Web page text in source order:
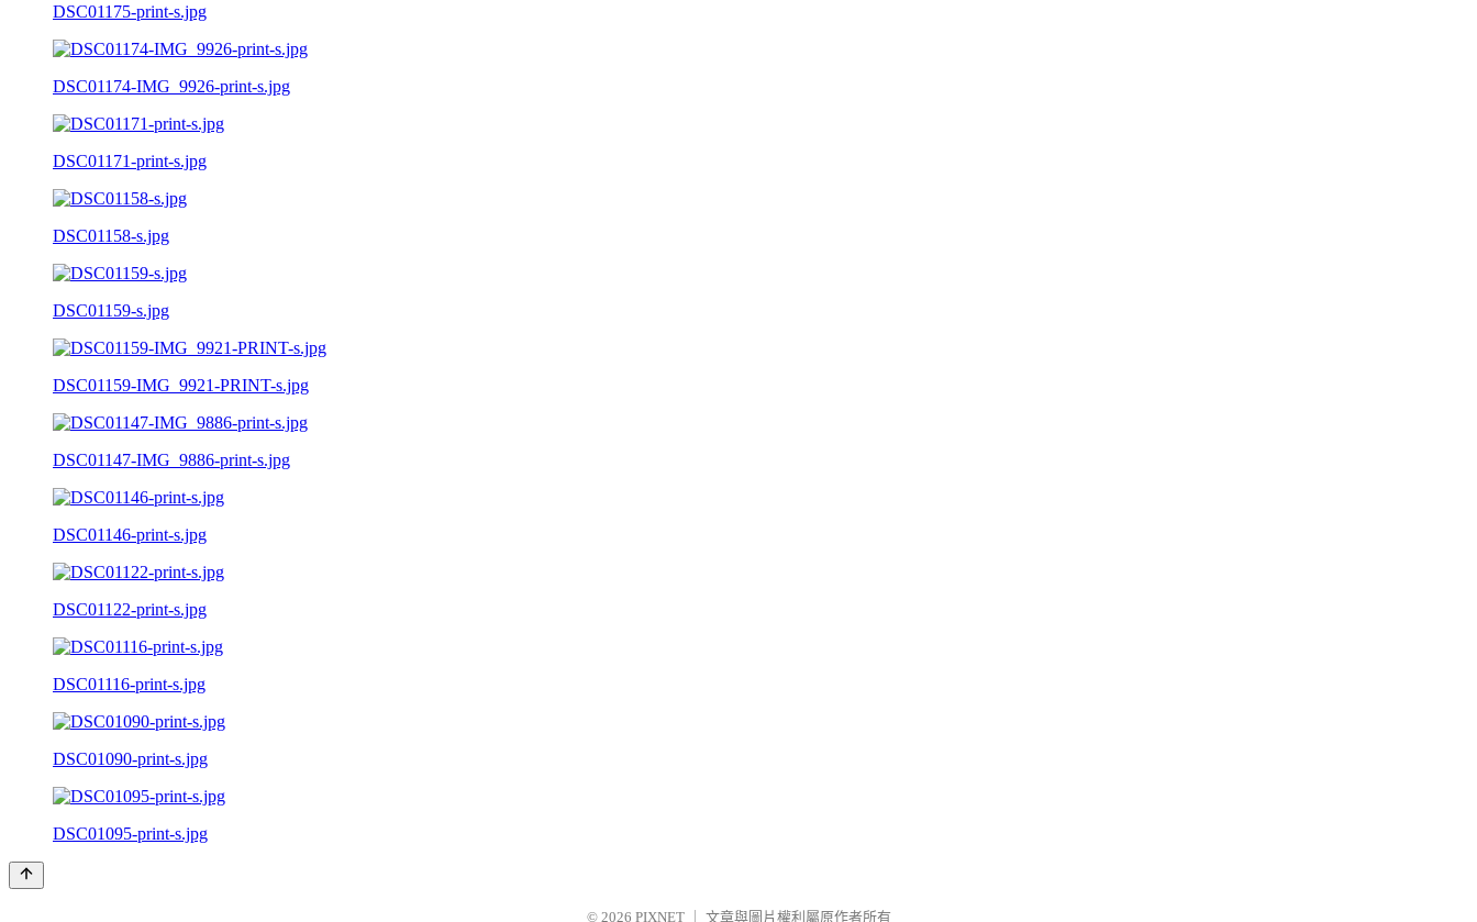
DSC01175-print-s.jpg
DSC01174-IMG_9926-print-s.jpg
DSC01171-print-s.jpg
DSC01158-s.jpg
DSC01159-s.jpg
DSC01159-IMG_9921-PRINT-s.jpg
DSC01147-IMG_9886-print-s.jpg
DSC01146-print-s.jpg
DSC01122-print-s.jpg
DSC01116-print-s.jpg
DSC01090-print-s.jpg
DSC01095-print-s.jpg
© 2026 PIXNET 文章與圖片權利屬原作者所有